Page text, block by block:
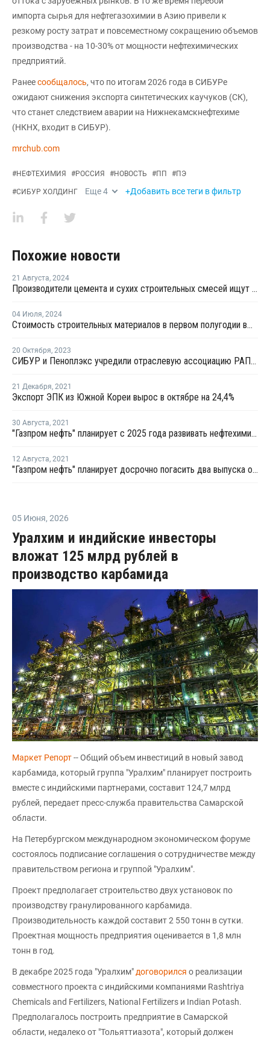
импорта сырья для нефтегазохимии в Азию привели к
резкому росту затрат и повсеместному сокращению объемов
производства - на 10-30% от мощности нефтехимических
предприятий.
Ранеесообщалось, что по итогам 2026 года в СИБУРе
ожидают снижения экспорта синтетических каучуков (СК),
что станет следствием аварии на Нижнекамскнефтехиме
(НКНХ, входит в СИБУР).
mrchub.com
#НЕФТЕХИМИЯ #РОССИЯ #НОВОСТЬ #ПП #ПЭ
#СИБУР ХОЛДИНГ Еще4 +Добавить все теги в фильтр
Похожие новости
21 Августа, 2024
Производители цемента и сухих строительных смесей ищут новые виды упаковки
04 Июля, 2024
Стоимость строительных материалов в первом полугодии выросла в РФ в среднем на 10-21%
20 Октября, 2023
СИБУР и Пеноплэкс учредили отраслевую ассоциацию РАПЭТ
21 Декабря, 2021
Экспорт ЭПК из Южной Кореи вырос в октябре на 24,4%
30 Августа, 2021
"Газпром нефть" планирует с 2025 года развивать нефтехимию на собственных НПЗ
12 Августа, 2021
"Газпром нефть" планирует досрочно погасить два выпуска облигаций объемом 15 млрд рублей
05 Июня, 2026
Уралхим и индийские инвесторы
вложат 125 млрд рублей в
производство карбамида
Маркет Репорт-- Общий объем инвестиций в новый завод
карбамида, который группа "Уралхим" планирует построить
вместе с индийскими партнерами, составит 124,7 млрд
рублей, передает пресс-служба правительства Самарской
области.
На Петербургском международном экономическом форуме
состоялось подписание соглашения о сотрудничестве между
правительством региона и группой "Уралхим".
Проект предполагает строительство двух установок по
производству гранулированного карбамида.
Производительность каждой составит 2 550 тонн в сутки.
Проектная мощность предприятия оценивается в 1,8 млн
тонн в год.
В декабре 2025 года "Уралхим" договорился о реализации
совместного проекта с индийскими компаниями Rashtriya
Chemicals and Fertilizers, National Fertilizers и Indian Potash.
Предполагалось построить предприятие в Самарской
области, недалеко от "Тольяттиазота", который должен